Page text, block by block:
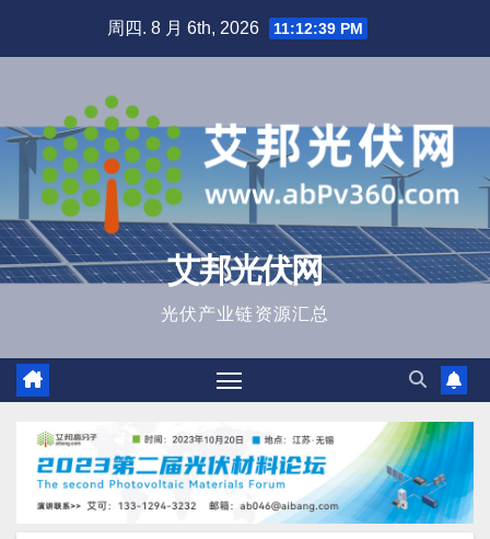
周四. 8 月 6th, 2026 11:12:40 PM
艾邦光伏网
光伏产业链资源汇总